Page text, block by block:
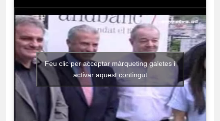
Feu clic per acceptar màrqueting galetes i
activar aquest contingut